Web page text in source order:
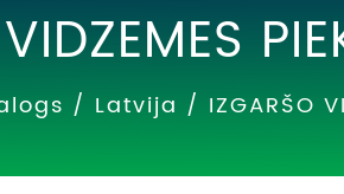
/ Latvija / IZGARŠO